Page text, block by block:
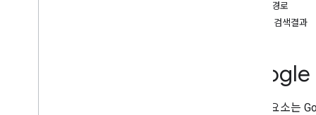
탐색경로
텍스트 검색결과
시각적 요소는